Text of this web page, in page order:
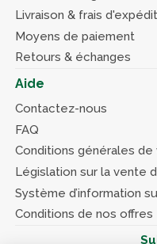
Livraison & frais
Moyens de paiement
Retours & échanges
Aide
Contactez-nous
FAQ
Conditions générales de
Législation sur la vente
Système d’information
Conditions de nos offres